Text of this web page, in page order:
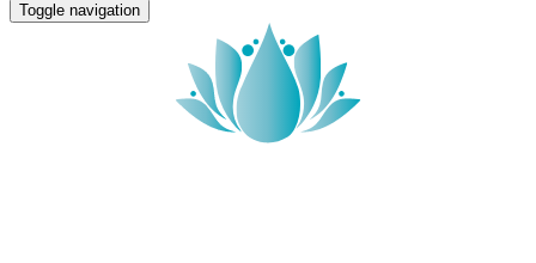
Toggle navigation